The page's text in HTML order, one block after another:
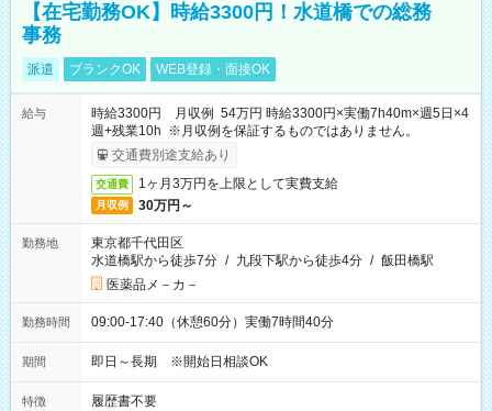
【在宅勤務OK】時給3300円！水道橋での総務
事務
派遣 ブランクOK WEB登録・面接OK
給与
時給3300円 月収例 54万円 時給3300円×実働7h40m×週5日×4
週+残業10h ※月収例を保証するものではありません。
交通費別途支給あり
交通費 1ヶ月3万円を上限として実費支給
月収例 30万円～
勤務地
東京都千代田区
水道橋駅から徒歩7分 / 九段下駅から徒歩4分 / 飯田橋駅
医薬品メ－カ－
勤務時間 09:00-17:40（休憩60分）実働7時間40分
期間 即日～長期 ※開始日相談OK
特徴 履歴書不要